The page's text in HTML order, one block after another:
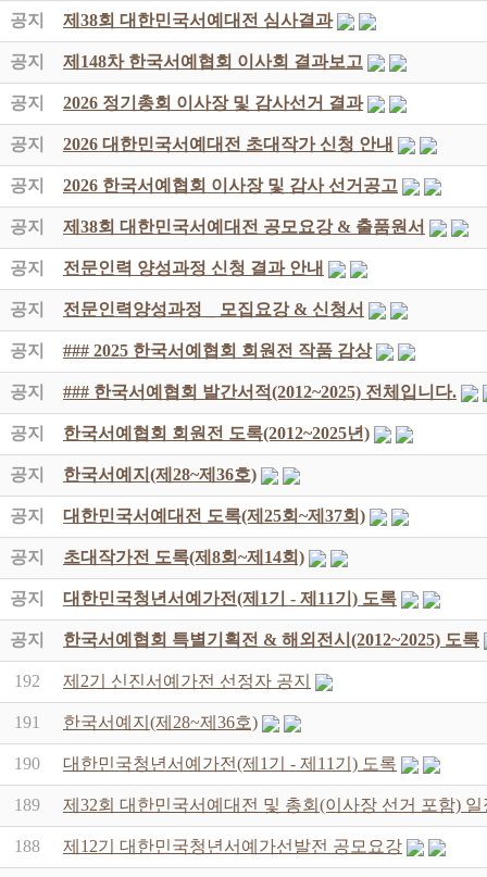
공지 제38회 대한민국서예대전 심사결과
공지 제148차 한국서예협회 이사회 결과보고
공지 2026 정기총회 이사장 및 감사선거 결과
공지 2026 대한민국서예대전 초대작가 신청 안내
공지 2026 한국서예협회 이사장 및 감사 선거공고
공지 제38회 대한민국서예대전 공모요강 & 출품원서
공지 전문인력 양성과정 신청 결과 안내
공지 전문인력양성과정 _ 모집요강 & 신청서
공지 ### 2025 한국서예협회 회원전 작품 감상
공지 ### 한국서예협회 발간서적(2012~2025) 전체입니다.
공지 한국서예협회 회원전 도록(2012~2025년)
공지 한국서예지(제28~제36호)
공지 대한민국서예대전 도록(제25회~제37회)
공지 초대작가전 도록(제8회~제14회)
공지 대한민국청년서예가전(제1기 - 제11기) 도록
공지 한국서예협회 특별기획전 & 해외전시(2012~2025) 도록
192 제2기 신진서예가전 선정자 공지
191 한국서예지(제28~제36호)
190 대한민국청년서예가전(제1기 - 제11기) 도록
189 제32회 대한민국서예대전 및 총회(이사장 선거 포함) 일
188 제12기 대한민국청년서예가선발전 공모요강